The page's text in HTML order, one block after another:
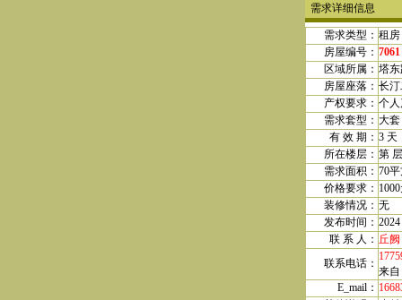
需求详细信息
需求类型： 租房
房屋编号： 7061
区域所属： 塔
房屋座落： 长
产权要求： 个
需求套型： 大套
有 效 期： 3 天
所在楼层： 第 层
需求面积 ： 70
价格要求：
装修情况： 无
发布时间： 2024
联 系 人： 丘阙
联系电话：
来
E_mail：